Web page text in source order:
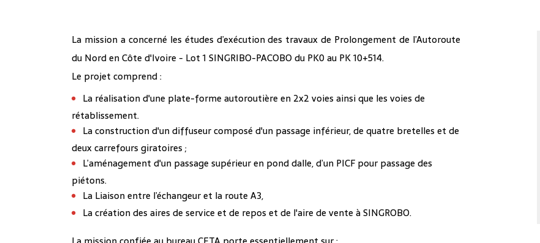
La mission a concerné les études d’exécution des travaux de Prolongement de l’Autoroute
du Nord en Côte d'Ivoire - Lot 1 SINGRIBO-PACOBO du PK0 au PK 10+514.
Le projet comprend :
La réalisation d'une plate-forme autoroutière en 2x2 voies ainsi que les voies de
rétablissement.
La construction d'un diffuseur composé d'un passage inférieur, de quatre bretelles et de
deux carrefours giratoires ;
L’aménagement d'un passage supérieur en pond dalle, d’un PICF pour passage des
piétons.
La Liaison entre l’échangeur et la route A3,
La création des aires de service et de repos et de l'aire de vente à SINGROBO.